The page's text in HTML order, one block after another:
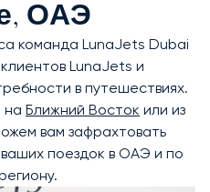
ОАЭ
команда LunaJets Dubai
LunaJets и
в путешествиях.
на Ближний Восток или из
вам зафрахтовать
поездок в ОАЭ и по